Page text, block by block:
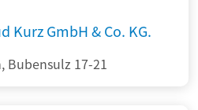
Kurz GmbH & Co. KG.
Bubensulz 17-21